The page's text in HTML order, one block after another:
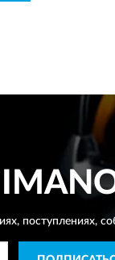
поступлениях,